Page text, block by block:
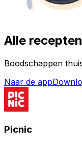
Alle
Boodschappen
Naar de app
Picnic